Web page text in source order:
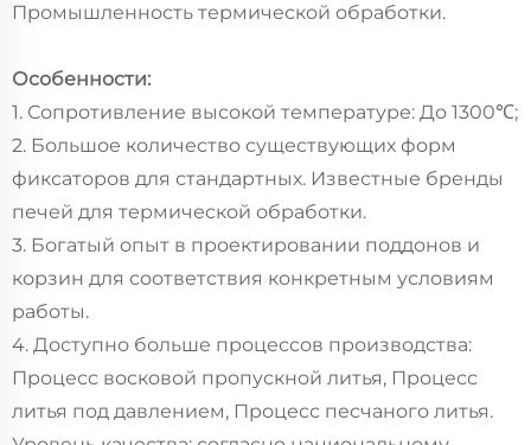
Промышленность термической обработки.
Особенности:
1. Сопротивление высокой температуре: До 1300℃;
2. Большое количество существующих форм
фиксаторов для стандартных. Известные бренды
печей для термической обработки.
3. Богатый опыт в проектировании поддонов и
корзин для соответствия конкретным условиям
работы.
4. Доступно больше процессов производства:
Процесс восковой пропускной литья, Процесс
литья под давлением, Процесс песчаного литья.